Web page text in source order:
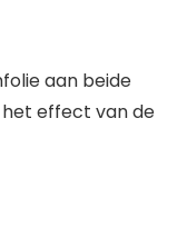
aan beide
het effect van de